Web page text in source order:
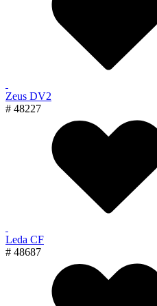
Zeus DV2
# 48227
Leda CF
# 48687